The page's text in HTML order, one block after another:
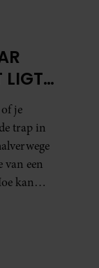
LIGT
je
trap in
een
kan